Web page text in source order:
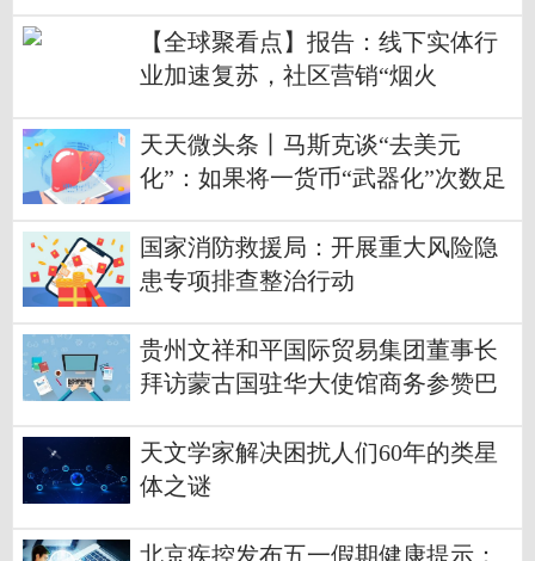
【全球聚看点】报告：线下实体行
业加速复苏，社区营销“烟火
天天微头条丨马斯克谈“去美元
化”：如果将一货币“武器化”次数足
国家消防救援局：开展重大风险隐
患专项排查整治行动
贵州文祥和平国际贸易集团董事长
拜访蒙古国驻华大使馆商务参赞巴
天文学家解决困扰人们60年的类星
体之谜
北京疾控发布五一假期健康提示：